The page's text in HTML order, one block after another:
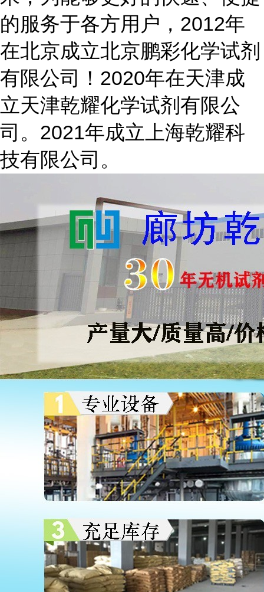
的服务于各方用户，2012年
在北京成立北京鹏彩化学试剂
有限公司！2020年在天津成
立天津乾耀化学试剂有限公
司。2021年成立上海乾耀科
技有限公司。